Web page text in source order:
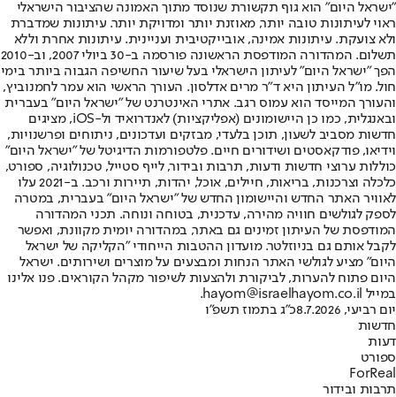
"ישראל היום" הוא גוף תקשורת שנוסד מתוך האמונה שהציבור הישראלי
ראוי לעיתונות טובה יותר, מאוזנת יותר ומדויקת יותר. עיתונות שמדברת
ולא צועקת. עיתונות אמינה, אובייקטיבית ועניינית. עיתונות אחרת וללא
תשלום. המהדורה המודפסת הראשונה פורסמה ב-30 ביולי 2007, וב-2010
הפך "ישראל היום" לעיתון הישראלי בעל שיעור החשיפה הגבוה ביותר בימי
חול. מו"ל העיתון היא ד"ר מרים אדלסון. העורך הראשי הוא עמר לחמנוביץ,
והעורך המייסד הוא עמוס רגב. אתרי האינטרנט של "ישראל היום" בעברית
ובאנגלית, כמו כן היישומונים (אפליקציות) לאנדרואיד ול-iOS, מציגים
חדשות מסביב לשעון, תוכן בלעדי, מבזקים ועדכונים, ניתוחים ופרשנויות,
וידיאו, פודקאסטים ושידורים חיים. פלטפורמות הדיגיטל של "ישראל היום"
כוללות ערוצי חדשות ודעות, תרבות ובידור, לייף סטייל, טכנולוגיה, ספורט,
כלכלה וצרכנות, בריאות, חיילים, אוכל, יהדות, תיירות ורכב. ב-2021 עלו
לאוויר האתר החדש והיישומון החדש של "ישראל היום" בעברית, במטרה
לספק לגולשים חוויה מהירה, עדכנית, בטוחה ונוחה. תכני המהדורה
המודפסת של העיתון זמינים גם באתר, במהדורה יומית מקוונת, ואפשר
לקבל אותם גם בניוזלטר. מועדון ההטבות הייחודי "הקליקה של ישראל
היום" מציע לגולשי האתר הנחות ומבצעים על מוצרים ושירותים. ישראל
היום פתוח להערות, לביקורת ולהצעות לשיפור מקהל הקוראים. פנו אלינו
במייל hayom@israelhayom.co.il.
יום רביעי, 8.7.2026
כ"ג בתמוז תשפ"ו
חדשות
דעות
ספורט
ForReal
תרבות ובידור